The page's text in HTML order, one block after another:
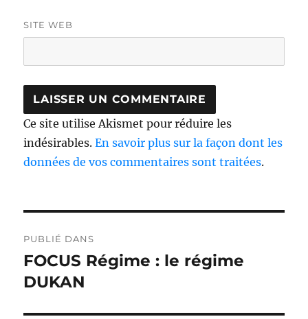
SITE WEB
Ce site utilise Akismet pour réduire les
indésirables.En savoir plus sur la façon dont les
données de vos commentaires sont traitées.
de
l’article
PUBLIÉ DANS
FOCUS Régime : le régime
DUKAN